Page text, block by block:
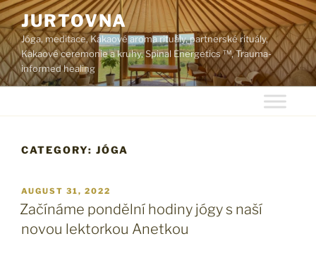
Skip
to
content
JURTOVNA
Jóga, meditace, Kakaové aroma rituály, partnerské rituály,
Kakaové ceremonie a kruhy, Spinal Energetics ™, Trauma-
informed healing
CATEGORY: JÓGA
POSTED
ON
AUGUST 31, 2022
Začínáme pondělní hodiny jógy s naší
novou lektorkou Anetkou